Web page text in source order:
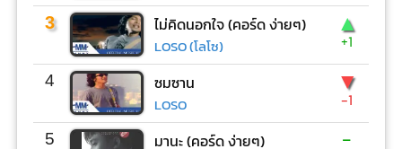
3 ไม่คิดนอกใจ (คอร์ด ง่ายๆ)
LOSO (โลโซ)
▲
+1
4 ซมซาน
LOSO
▼
-1
5 มานะ (คอร์ด ง่ายๆ) -